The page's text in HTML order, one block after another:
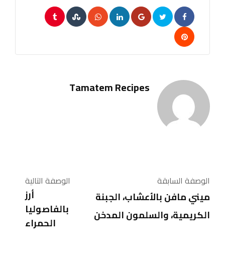
Google+
LinkedIn
Whatsapp
StumbleUpon
Tumblr
Pinterest
Tamatem Recipes
الوصفة السابقة
ميني مافن بالأعشاب، الجبنة
الكريمية، والسلمون المدخن
الوصفة التالية
أرز
بالفاصوليا
الحمراء